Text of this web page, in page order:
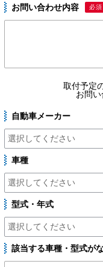
お問い合わせ内容 必須
取付予定
お問い
自動車メーカー
車種
型式・年式
該当する車種・型式が